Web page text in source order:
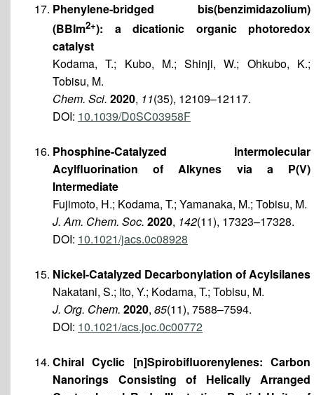
Phenylene-bridged bis(benzimidazolium)
(BBIm2+): a dicationic organic photoredox
catalyst
Kodama, T.; Kubo, M.; Shinji, W.; Ohkubo, K.;
Tobisu, M.
Chem. Sci. 2020, 11(35), 12109–12117.
DOI: 10.1039/D0SC03958F
Phosphine-Catalyzed Intermolecular
Acylfluorination of Alkynes via a P(V)
Intermediate
Fujimoto, H.; Kodama, T.; Yamanaka, M.; Tobisu, M.
J. Am. Chem. Soc. 2020, 142(11), 17323–17328.
DOI: 10.1021/jacs.0c08928
Nickel-Catalyzed Decarbonylation of Acylsilanes
Nakatani, S.; Ito, Y.; Kodama, T.; Tobisu, M.
J. Org. Chem. 2020, 85(11), 7588–7594.
DOI: 10.1021/acs.joc.0c00772
Chiral Cyclic [n]Spirobifluorenylenes: Carbon
Nanorings Consisting of Helically Arranged